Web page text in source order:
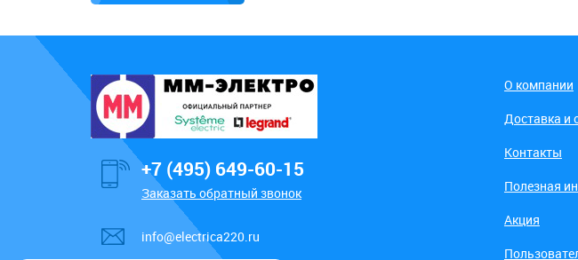
+7 (495) 649-60-15
Заказать обратный звонок
info@electrica220.ru
О компании
Доставка и
Контакты
Полезная
Акция